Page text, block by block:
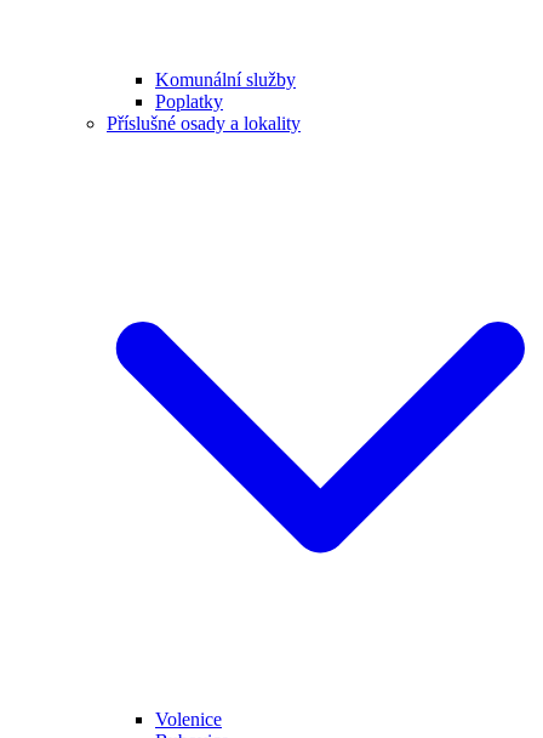
Komunální služby
Poplatky
Příslušné osady a lokality
Volenice